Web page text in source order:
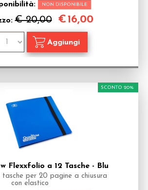
NON DISPONIBILE
€ 20,00 €16,00
Flexxfolio a 12 Tasche - Blu
tasche per 20 pagine a chiusura
con elastico
SCONTO 20%